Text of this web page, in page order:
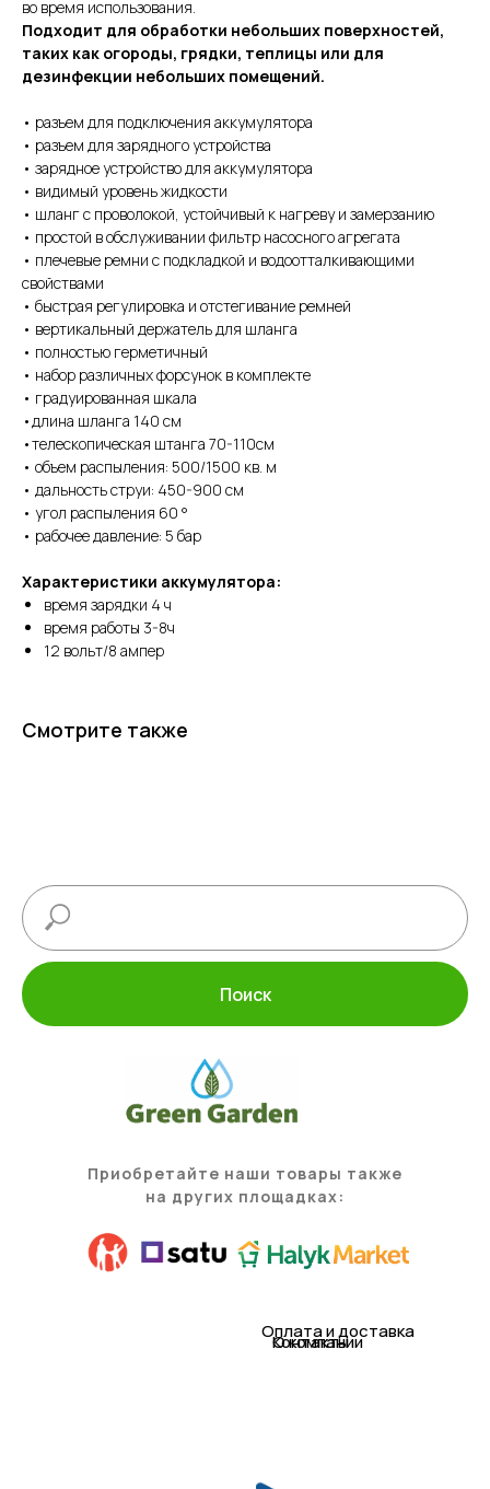
во время использования.
Подходит для обработки небольших поверхностей,
таких как огороды, грядки, теплицы или для
дезинфекции небольших помещений.
• разъем для подключения аккумулятора
• разъем для зарядного устройства
• зарядное устройство для аккумулятора
• видимый уровень жидкости
• шланг с проволокой, устойчивый к нагреву и замерзанию
• простой в обслуживании фильтр насосного агрегата
• плечевые ремни с подкладкой и водоотталкивающими
свойствами
• быстрая регулировка и отстегивание ремней
• вертикальный держатель для шланга
• полностью герметичный
• набор различных форсунок в комплекте
• градуированная шкала
•длина шланга 140 см
•телескопическая штанга 70-110см
• объем распыления: 500/1500 кв. м
• дальность струи: 450-900 см
• угол распыления 60 °
• рабочее давление: 5 бар
Характеристики аккумулятора:
время зарядки 4 ч
время работы 3-8ч
12 вольт/8 ампер
Смотрите также
Поиск
Приобретайте наши товары также
на других площадках:
Оплата и доставка
Контакты
О компании